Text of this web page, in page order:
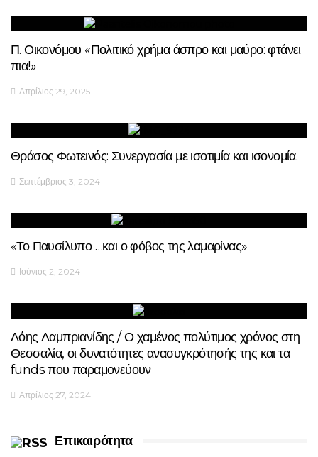
Π. Οικονόμου «Πολιτικό χρήμα άσπρο και μαύρο: φτάνει
πια!»
Απρίλιος 29, 2025
Θράσος Φωτεινός: Συνεργασία με ισοτιμία και ισονομία.
Σεπτέμβριος 3, 2024
«Το Παυσίλυπο …και ο φόβος της λαμαρίνας»
Ιούνιος 2, 2024
Λόης Λαμπριανίδης / Ο χαμένος πολύτιμος χρόνος στη
Θεσσαλία, οι δυνατότητες ανασυγκρότησής της και τα
funds που παραμονεύουν
Απρίλιος 27, 2024
Επικαιρότητα